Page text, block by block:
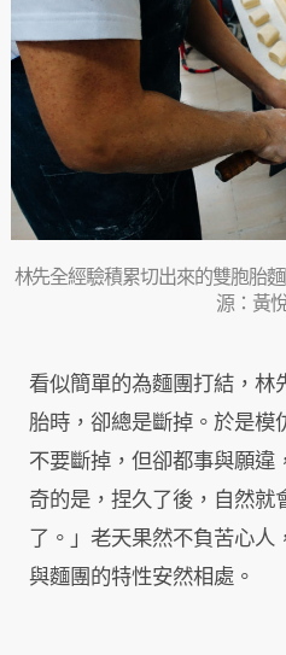
林先全經驗積累切出來的雙胞胎
源：黃
看似簡單的為麵團打結，林
胎時，卻總是斷掉。於是模
不要斷掉，但卻都事與願違
奇的是，捏久了後，自然
了。」老天果然不負苦心
與麵團的特性安然相處。